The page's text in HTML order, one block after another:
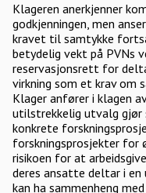
Klageren anerkjenner
godkjenningen, men
kravet til samtykke
betydelig vekt på PVNs
reservasjonsrett for
virkning som et krav om
Klager anfører i klagen
utilstrekkelig utvalg gjør
konkrete
forskningsprosjekter for
risikoen for at
deres ansatte deltar i
kan ha sammenheng